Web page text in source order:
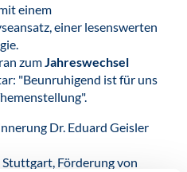
einem
einer lesenswerten
zum Jahreswechsel
"Beunruhigend ist für uns
Dr. Eduard Geisler
Förderung von